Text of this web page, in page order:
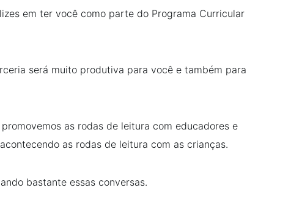
em ter você como parte do Programa Curricular
será muito produtiva para você e também para
as rodas de leitura com educadores e
as rodas de leitura com as crianças.
bastante essas conversas.